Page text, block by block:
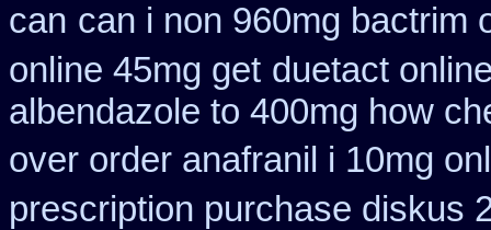
can can i non 960mg bactrim
online 45mg get duetact
albendazole to 400mg how
over order anafranil i 10mg
prescription purchase diskus